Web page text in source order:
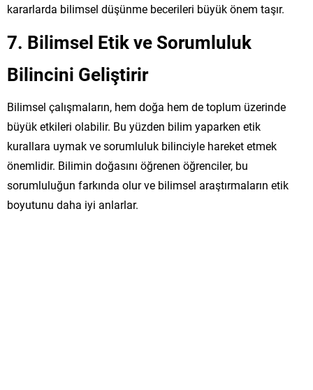
kararlarda bilimsel düşünme becerileri büyük önem taşır.
7. Bilimsel Etik ve Sorumluluk
Bilincini Geliştirir
Bilimsel çalışmaların, hem doğa hem de toplum üzerinde
büyük etkileri olabilir. Bu yüzden bilim yaparken etik
kurallara uymak ve sorumluluk bilinciyle hareket etmek
önemlidir. Bilimin doğasını öğrenen öğrenciler, bu
sorumluluğun farkında olur ve bilimsel araştırmaların etik
boyutunu daha iyi anlarlar.